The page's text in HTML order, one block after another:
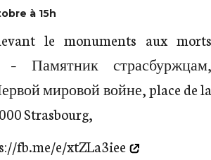
à 15h
le monuments aux morts
– Памятник страсбуржцам,
мировой войне, place de la
Strasbourg,
fb.me/e/xtZLa3iee